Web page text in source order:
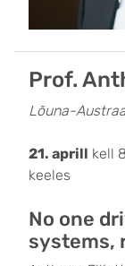
Prof.
Lõuna-
21. aprill kell
keeles
No one
systems,